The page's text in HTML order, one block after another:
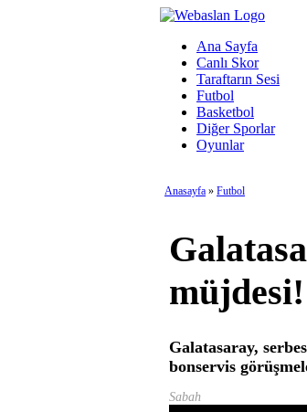
Ana Sayfa
Canlı Skor
Taraftarın Sesi
Futbol
Basketbol
Diğer Sporlar
Oyunlar
Anasayfa » Futbol
müjdesi!
Galatasaray,
bonservis
Sabah